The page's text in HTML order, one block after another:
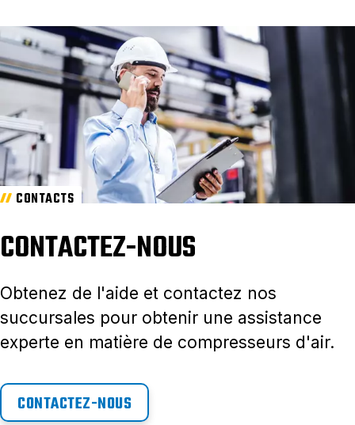
CONTACTS
CONTACTEZ-NOUS
Obtenez de l'aide et contactez nos
succursales pour obtenir une assistance
experte en matière de compresseurs d'air.
CONTACTEZ-NOUS